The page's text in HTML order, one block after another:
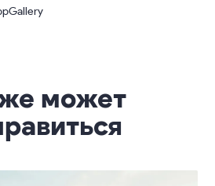
может